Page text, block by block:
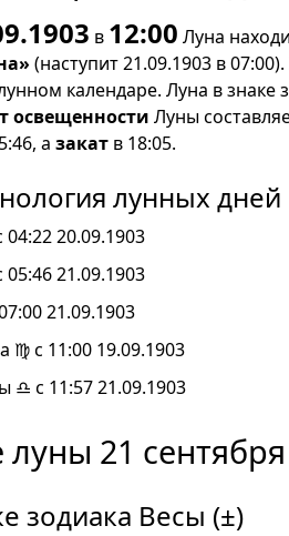
в 12:00 Луна
(наступит 21.09.1903 в
календаре. Луна в знаке
освещенности Луны
а закат в 18:05.
лунных дней
20.09.1903
21.09.1903
21.09.1903
♍ с 11:00 19.09.1903
♎ с 11:57 21.09.1903
21
зодиака Весы (±)